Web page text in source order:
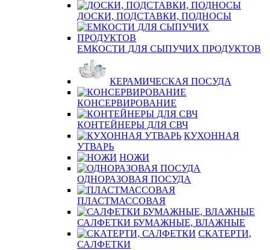
ДОСКИ, ПОДСТАВКИ, ПОДНОСЫ
ЕМКОСТИ ДЛЯ СЫПУЧИХ ПРОДУКТОВ
КЕРАМИЧЕСКАЯ ПОСУДА
КОНСЕРВИРОВАНИЕ
КОНТЕЙНЕРЫ ДЛЯ СВЧ
КУХОННАЯ
УТВАРЬ
НОЖИ
ОДНОРАЗОВАЯ ПОСУДА
ПЛАСТМАССОВАЯ
САЛФЕТКИ БУМАЖНЫЕ, ВЛАЖНЫЕ
СКАТЕРТИ,
САЛФЕТКИ